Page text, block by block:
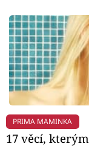
PRIMA MAMINKA
17 věcí,